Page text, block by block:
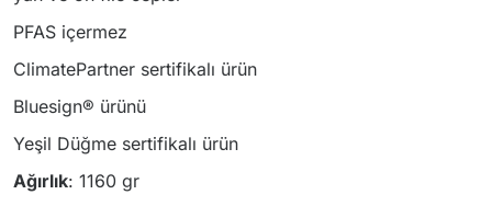
PFAS içermez
ClimatePartner sertifikalı ürün
Bluesign® ürünü
Yeşil Düğme sertifikalı ürün
Ağırlık: 1160 gr